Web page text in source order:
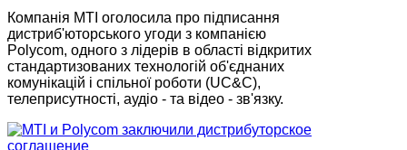
Компанія MTI оголосила про підписання
дистриб'юторського угоди з компанією
Polycom, одного з лідерів в області відкритих
стандартизованих технологій об'єднаних
комунікацій і спільної роботи (UC&C),
телеприсутності, аудіо - та відео - зв'язку.